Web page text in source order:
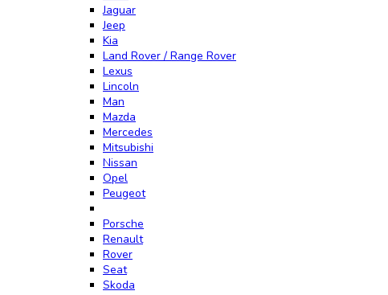
Jaguar
Jeep
Kia
Land Rover / Range Rover
Lexus
Lincoln
Man
Mazda
Mercedes
Mitsubishi
Nissan
Opel
Peugeot
Porsche
Renault
Rover
Seat
Skoda